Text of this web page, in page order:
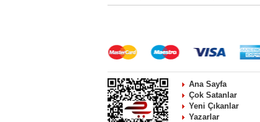
Ana Sayfa
Çok Satanlar
Yeni Çıkanlar
Yazarlar